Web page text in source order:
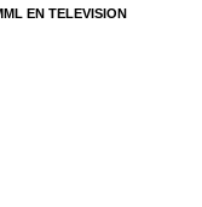
EN TELEVISION